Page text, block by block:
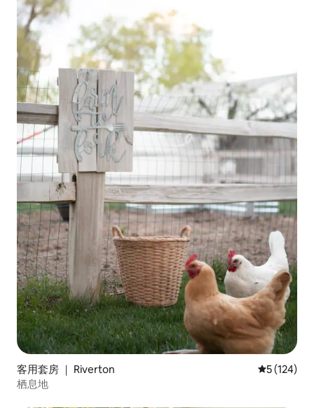
客用套房 ｜ Riverton 平均评分 5
5 (124)
栖息地